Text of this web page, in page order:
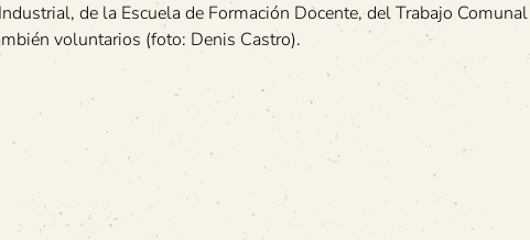
de la Escuela de Formación Docente, del Trabajo Comunal
voluntarios (foto: Denis Castro).